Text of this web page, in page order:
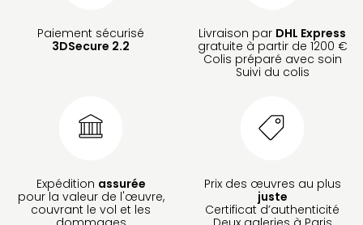
Paiement sécurisé
3DSecure 2.2
Livraison par DHL Express
gratuite à partir de 1200 €
Colis préparé avec soin
Suivi du colis
Expédition assurée
pour la valeur de l'œuvre,
couvrant le vol et les
Prix des œuvres au plus
juste
Certificat d’authenticité